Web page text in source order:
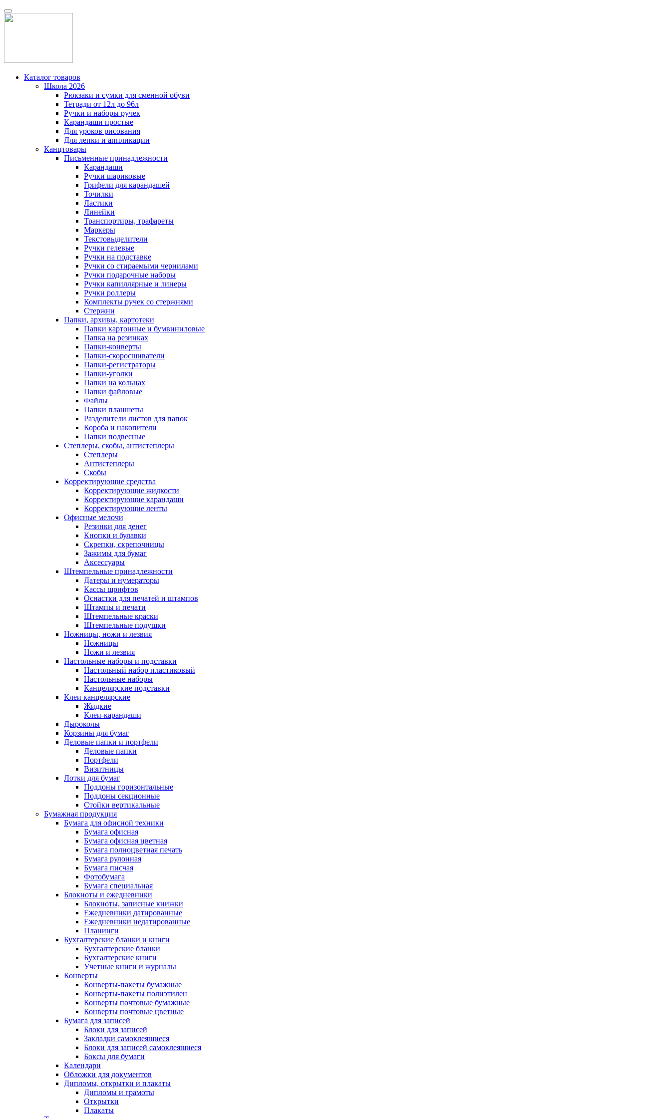
Каталог товаров
Школа 2026
Рюкзаки и сумки для сменной обуви
Тетради от 12л до 96л
Ручки и наборы ручек
Карандаши простые
Для уроков рисования
Для лепки и аппликации
Канцтовары
Письменные принадлежности
Карандаши
Ручки шариковые
Грифели для карандашей
Точилки
Ластики
Линейки
Транспортиры, трафареты
Маркеры
Текстовыделители
Ручки гелевые
Ручки на подставке
Ручки со стираемыми чернилами
Ручки подарочные наборы
Ручки капиллярные и линеры
Ручки роллеры
Комплекты ручек со стержнями
Стержни
Папки, архивы, картотеки
Папки картонные и бумвиниловые
Папка на резинках
Папки-конверты
Папки-скоросшиватели
Папки-регистраторы
Папки-уголки
Папки на кольцах
Папки файловые
Файлы
Папки планшеты
Разделители листов для папок
Короба и накопители
Папки подвесные
Степлеры, скобы, антистеплеры
Степлеры
Антистеплеры
Скобы
Корректирующие средства
Корректирующие жидкости
Корректирующие карандаши
Корректирующие ленты
Офисные мелочи
Резинки для денег
Кнопки и булавки
Скрепки, скрепочницы
Зажимы для бумаг
Аксессуары
Штемпельные принадлежности
Датеры и нумераторы
Кассы шрифтов
Оснастки для печатей и штампов
Штампы и печати
Штемпельные краски
Штемпельные подушки
Ножницы, ножи и лезвия
Ножницы
Ножи и лезвия
Настольные наборы и подставки
Настольный набор пластиковый
Настольные наборы
Канцелярские подставки
Клеи канцелярские
Жидкие
Клеи-карандаши
Дыроколы
Корзины для бумаг
Деловые папки и портфели
Деловые папки
Портфели
Визитницы
Лотки для бумаг
Поддоны горизонтальные
Поддоны секционные
Стойки вертикальные
Бумажная продукция
Бумага для офисной техники
Бумага офисная
Бумага офисная цветная
Бумага полноцветная печать
Бумага рулонная
Бумага писчая
Фотобумага
Бумага специальная
Блокноты и ежедневники
Блокноты, записные книжки
Ежедневники датированные
Ежедневники недатированные
Планинги
Бухгалтерские бланки и книги
Бухгалтерские бланки
Бухгалтерские книги
Учетные книги и журналы
Конверты
Конверты-пакеты бумажные
Конверты-пакеты полиэтилен
Конверты почтовые бумажные
Конверты почтовые цветные
Бумага для записей
Блоки для записей
Закладки самоклеящиеся
Блоки для записей самоклеящиеся
Боксы для бумаги
Календари
Обложки для документов
Дипломы, открытки и плакаты
Дипломы и грамоты
Открытки
Плакаты